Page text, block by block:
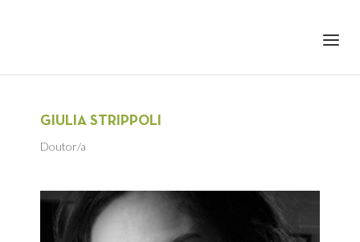
GIULIA STRIPPOLI
Doutor/a